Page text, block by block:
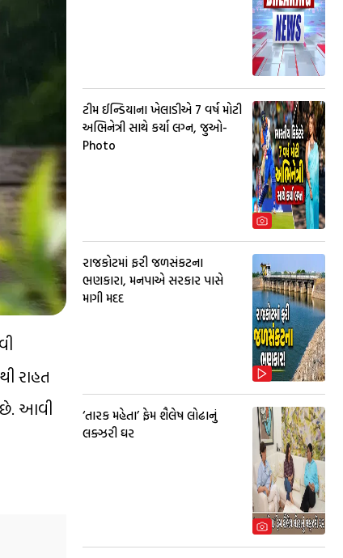
રાહત
છે. આવી
ટીમ ઈન્ડિયાના ખેલાડીએ 7 વર્ષ મોટી
અભિનેત્રી સાથે કર્યા લગ્ન, જુઓ-
Photo
રાજકોટમાં ફરી જળસંકટના
ભણકારા, મનપાએ સરકાર પાસે
માગી મદદ
‘તારક મહેતા’ ફેમ શૈલેષ લોઢાનું
લક્ઝરી ઘર